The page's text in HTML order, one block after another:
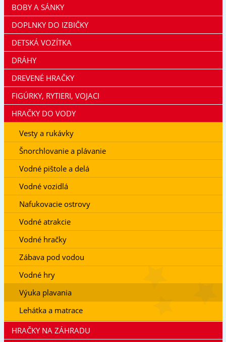
BOBY A SÁNKY
DOPLNKY DO IZBIČKY
DETSKÁ VOZÍTKA
DRÁHY
DREVENÉ HRAČKY
FIGÚRKY, RYTIERI, VOJACI
HRAČKY DO VODY
Vesty a rukávky
Šnorchlovanie a plávanie
Vodné pištole a delá
Vodné vozidlá
Nafukovacie ostrovy
Vodné atrakcie
Vodné hračky
Zábava pod vodou
Vodné hry
Výuka plavania
Lehátka a matrace
HRAČKY NA ZÁHRADU